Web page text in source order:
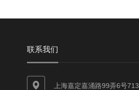
联系我们
上海嘉定嘉涌路99弄6号713